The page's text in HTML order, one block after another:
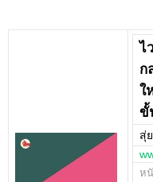
ไ
ก
ใ
ขั้
สุ่
ห